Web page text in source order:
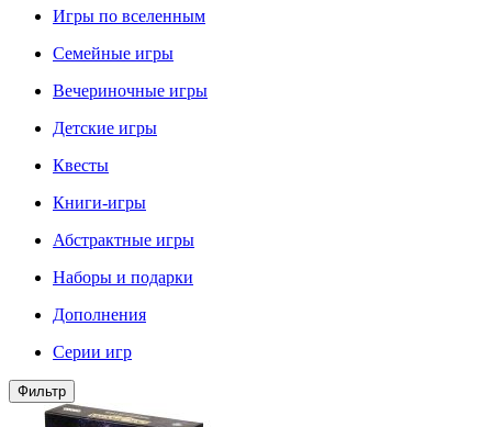
Игры по вселенным
Семейные игры
Вечериночные игры
Детские игры
Квесты
Книги-игры
Абстрактные игры
Наборы и подарки
Дополнения
Серии игр
Фильтр